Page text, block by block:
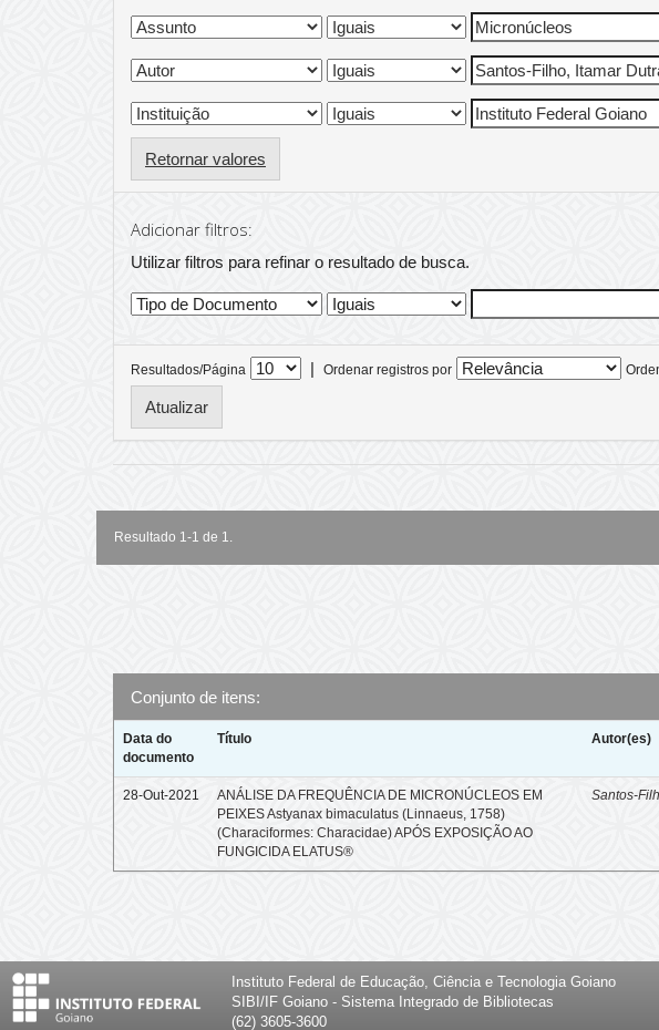
Retornar valores
Adicionar filtros:
Utilizar filtros para refinar o resultado de busca.
Resultados/Página | Ordenar registros por
Resultado 1-1 de 1.
Conjunto de itens:
Data do
documento
Título Autor(es)
28-Out-2021
ANÁLISE DA FREQUÊNCIA DE MICRONÚCLEOS EM
PEIXES Astyanax bimaculatus (Linnaeus, 1758)
(Characiformes: Characidae) APÓS EXPOSIÇÃO AO
FUNGICIDA ELATUS®
Santos-
Instituto Federal de Educação, Ciência e Tecnologia Goiano
SIBI/IF Goiano - Sistema Integrado de Bibliotecas
(62) 3605-3600